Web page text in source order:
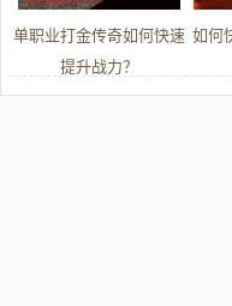
单职业打金传奇如何快速
提升战力？
如何